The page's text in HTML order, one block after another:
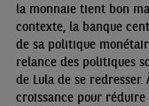
la monnaie tient bon
contexte, la banque
de sa politique
relance des politiques
de Lula de se
croissance pour